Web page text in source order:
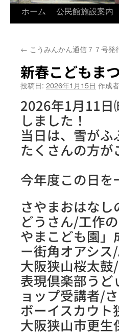
ホーム 公民館施設案内
← こうみんかん通信７７号発
新春こどもま
投稿日: 2026年1月15日 作成
2026年1月11
しました！
当日は、雪が
たくさんの方
今年度この日を
さやまおはな
どうさん/工作
やまこども園
ー街角オアシ
大阪狭山桜太
表現倶楽部う
ョップ受講者/
ボーイスカウ
大阪狭山市更